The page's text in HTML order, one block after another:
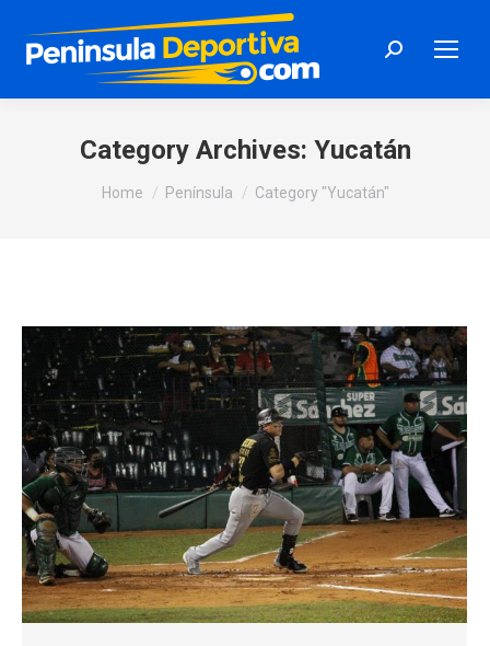
Search:
Category Archives: Yucatán
You are here:
Home Península Category "Yucatán"